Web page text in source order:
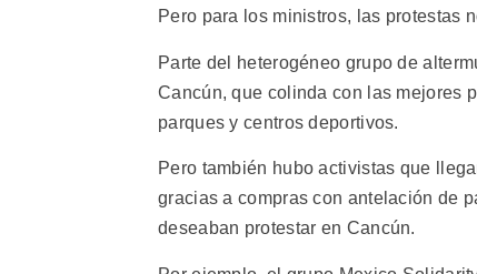
Pero para los ministros, las protestas
Parte del heterogéneo grupo de
Cancún, que colinda con las mejores
parques y centros deportivos.
Pero también hubo activistas que
gracias a compras con antelación de
deseaban protestar en Cancún.